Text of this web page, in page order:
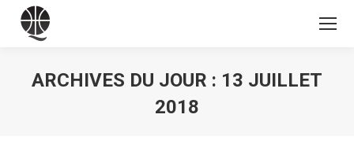
ARCHIVES DU JOUR : 13 JUILLET
2018